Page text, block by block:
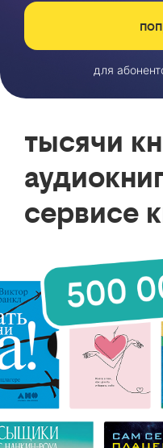
для
тысячи
сервисе